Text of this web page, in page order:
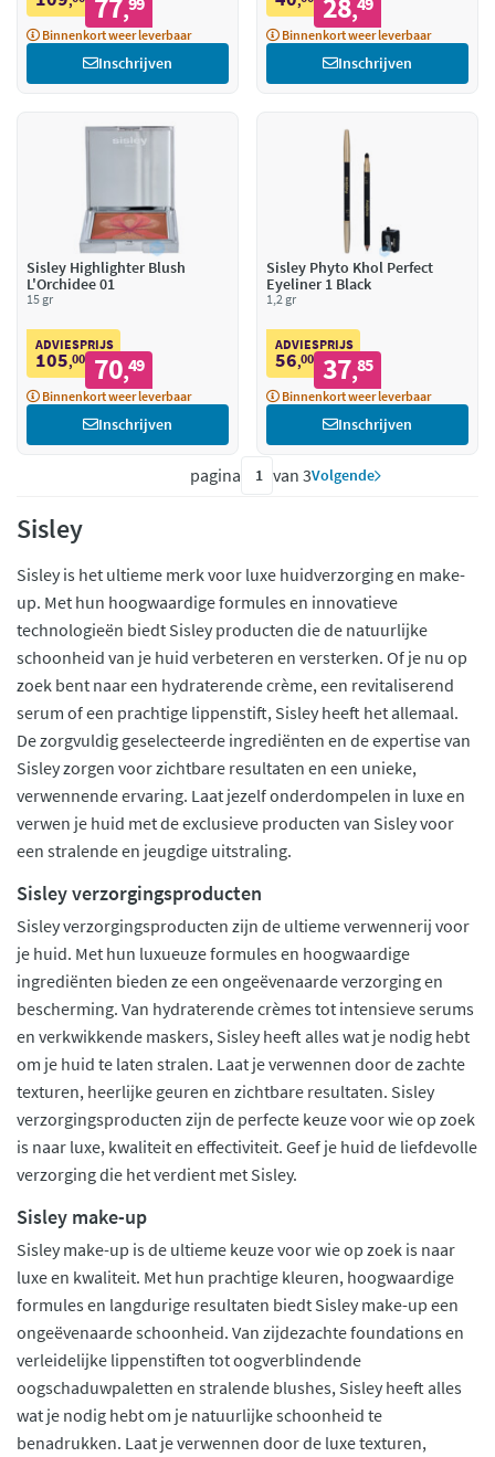
,
Binnenkort weer leverbaar
Inschrijven
,
Binnenkort weer leverbaar
Inschrijven
Sisley Highlighter Blush
L'Orchidee 01
15 gr
ADVIESPRIJS
105,00 70,49
Binnenkort weer leverbaar
Inschrijven
Sisley Phyto Khol Perfect
Eyeliner 1 Black
1,2 gr
ADVIESPRIJS
56,00 37,85
Binnenkort weer leverbaar
Inschrijven
pagina van 3Volgende
Sisley
Sisley is het ultieme merk voor luxe huidverzorging en make-
up. Met hun hoogwaardige formules en innovatieve
technologieën biedt Sisley producten die de natuurlijke
schoonheid van je huid verbeteren en versterken. Of je nu op
zoek bent naar een hydraterende crème, een revitaliserend
serum of een prachtige lippenstift, Sisley heeft het allemaal.
De zorgvuldig geselecteerde ingrediënten en de expertise van
Sisley zorgen voor zichtbare resultaten en een unieke,
verwennende ervaring. Laat jezelf onderdompelen in luxe en
verwen je huid met de exclusieve producten van Sisley voor
een stralende en jeugdige uitstraling.
Sisley verzorgingsproducten
Sisley verzorgingsproducten zijn de ultieme verwennerij voor
je huid. Met hun luxueuze formules en hoogwaardige
ingrediënten bieden ze een ongeëvenaarde verzorging en
bescherming. Van hydraterende crèmes tot intensieve serums
en verkwikkende maskers, Sisley heeft alles wat je nodig hebt
om je huid te laten stralen. Laat je verwennen door de zachte
texturen, heerlijke geuren en zichtbare resultaten. Sisley
verzorgingsproducten zijn de perfecte keuze voor wie op zoek
is naar luxe, kwaliteit en effectiviteit. Geef je huid de liefdevolle
verzorging die het verdient met Sisley.
Sisley make-up
Sisley make-up is de ultieme keuze voor wie op zoek is naar
luxe en kwaliteit. Met hun prachtige kleuren, hoogwaardige
formules en langdurige resultaten biedt Sisley make-up een
ongeëvenaarde schoonheid. Van zijdezachte foundations en
verleidelijke lippenstiften tot oogverblindende
oogschaduwpaletten en stralende blushes, Sisley heeft alles
wat je nodig hebt om je natuurlijke schoonheid te
benadrukken. Laat je verwennen door de luxe texturen,